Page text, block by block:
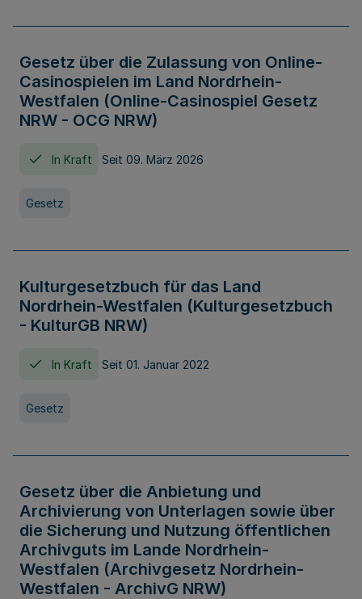
Gesetz über die Zulassung von Online-
Casinospielen im Land Nordrhein-
Westfalen (Online-Casinospiel Gesetz
NRW - OCG NRW)
In Kraft Seit 09. März 2026
Gesetz
Kulturgesetzbuch für das Land
Nordrhein-Westfalen (Kulturgesetzbuch
- KulturGB NRW)
In Kraft Seit 01. Januar 2022
Gesetz
Gesetz über die Anbietung und
Archivierung von Unterlagen sowie über
die Sicherung und Nutzung öffentlichen
Archivguts im Lande Nordrhein-
Westfalen (Archivgesetz Nordrhein-
Westfalen - ArchivG NRW)